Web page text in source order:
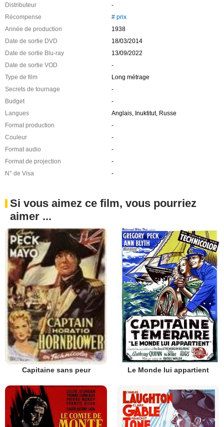
Distributeur
-
Récompense
# prix
Année de production
1938
Date de sortie DVD
18/03/2014
Date de sortie Blu-ray
13/09/2022
Date de sortie VOD
-
Type de film
Long métrage
Secrets de tournage
-
Budget
-
Langues
Anglais, Inuktitut, Russe
Format production
-
Couleur
-
Format audio
-
Format de projection
-
N° de Visa
-
Si vous aimez ce film, vous pourriez
aimer ...
Capitaine sans peur Le Monde lui appartient